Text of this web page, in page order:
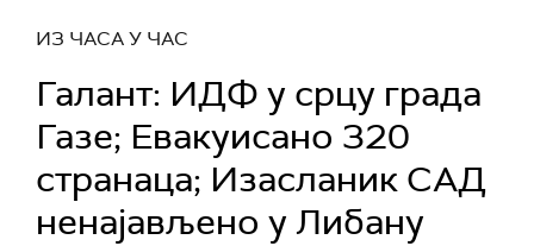
ИЗ ЧАСА У ЧАС
Галант: ИДФ у срцу града
Газе; Евакуисано 320
странаца; Изасланик САД
ненајављено у Либану